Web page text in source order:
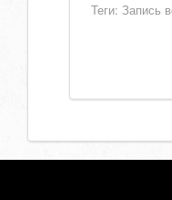
Теги: Запись